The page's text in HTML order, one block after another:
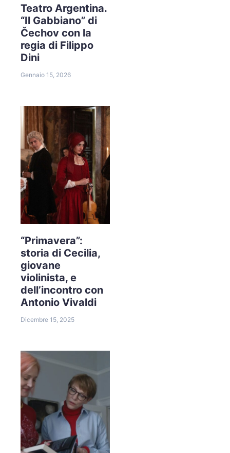
Teatro Argentina.
“Il Gabbiano” di
Čechov con la
regia di Filippo
Dini
Gennaio 15, 2026
“Primavera”:
storia di Cecilia,
giovane
violinista, e
dell’incontro con
Antonio Vivaldi
Dicembre 15, 2025